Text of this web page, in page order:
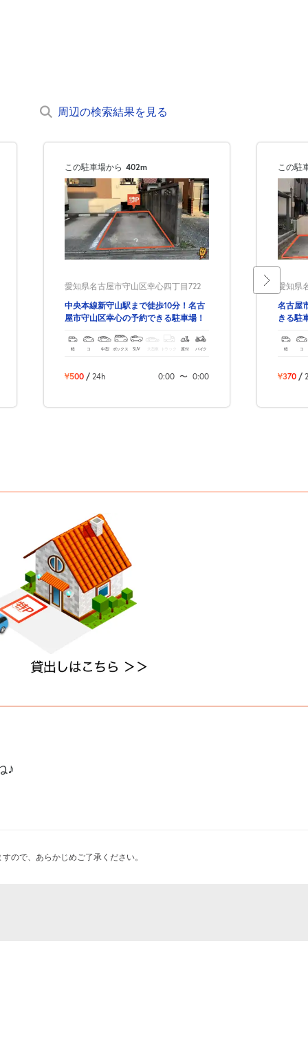
周辺の検索結果を見る
この駐車場から 402m
愛知県名古屋市守山区幸心四丁目722
中央本線新守山駅まで徒歩10分！名古
屋市守山区幸心の予約できる駐車場！
軽 コ 中型 ボックス SUV 大型車 トラック 原付 バイク
¥500 / 24h 0:00 〜 0:00
この駐
愛知県
名古屋
きる駐
軽 コ
¥370 /
♪
ので、あらかじめご了承ください。